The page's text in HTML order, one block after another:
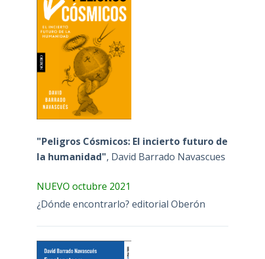
"Peligros Cósmicos: El incierto futuro de
la humanidad", David Barrado Navascues
NUEVO octubre 2021
¿Dónde encontrarlo? editorial Oberón